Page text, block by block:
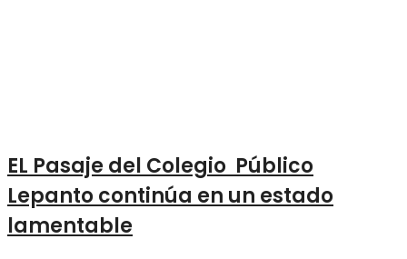
EL Pasaje del Colegio Público
Lepanto continúa en un estado
lamentable